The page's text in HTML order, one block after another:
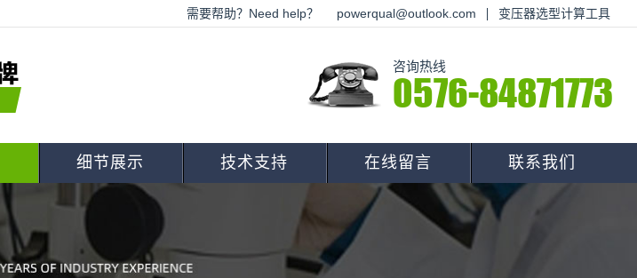
需要帮助？Need help？ powerqual@outlook.com 变压器选型计算工具
咨询热线
0576-84871773
细节展示 技术支持 在线留言 联系我们